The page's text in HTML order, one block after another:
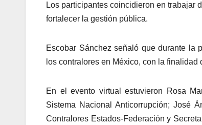
Los participantes coincidieron en trabajar
fortalecer la gestión pública.
Escobar Sánchez señaló que durante la
los contralores en México, con la
En el evento virtual estuvieron Rosa
Sistema Nacional Anticorrupción; José
Contralores Estados-Federación y